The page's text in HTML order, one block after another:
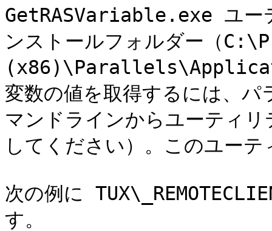
GetRASVariable.exe ユ
ンストールフォルダー（
変数の値を取得するには、
マンドラインからユーティ
してください）。このユー
次の例に
す。